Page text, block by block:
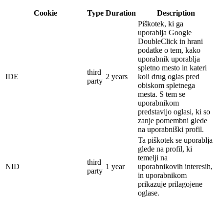
Cookie Type Duration Description
IDE
third
party
2 years
Piškotek, ki ga
uporablja Google
DoubleClick in hrani
podatke o tem, kako
uporabnik uporablja
spletno mesto in kateri
koli drug oglas pred
obiskom spletnega
mesta. S tem se
uporabnikom
predstavijo oglasi, ki so
zanje pomembni glede
na uporabniški profil.
NID
third
party
1 year
Ta piškotek se uporablja
glede na profil, ki
temelji na
uporabnikovih interesih,
in uporabnikom
prikazuje prilagojene
oglase.